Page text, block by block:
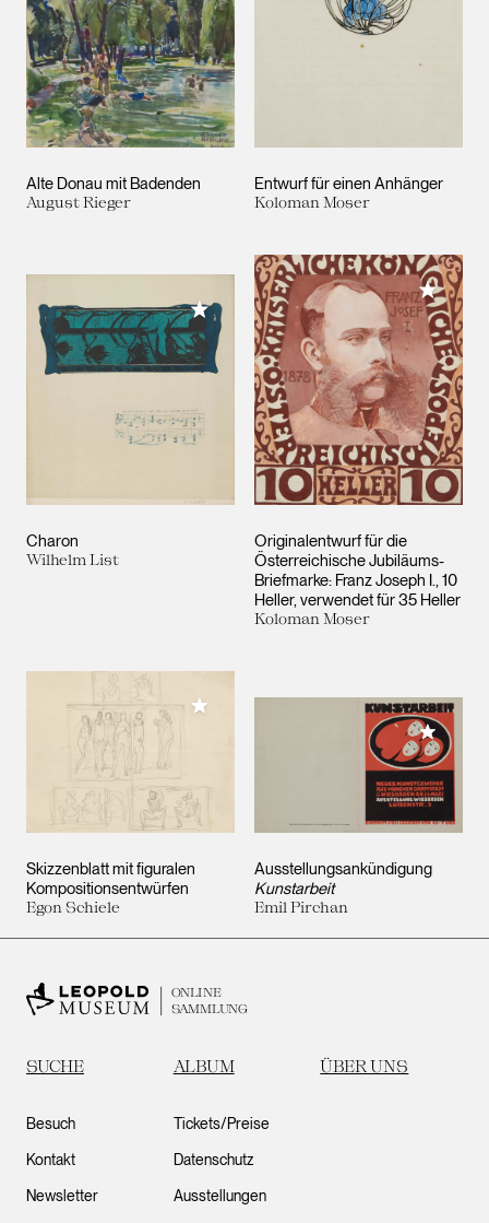
Alte Donau mit Badenden
August Rieger
Entwurf für einen Anhänger
Koloman Moser
Charon
Wilhelm List
Meiner Sammlung hinzufügen
Originalentwurf für die
Österreichische Jubiläums-
Briefmarke: Franz Joseph I., 10
Heller, verwendet für 35 Heller
Koloman Moser
Meiner
Skizzenblatt mit figuralen
Kompositionsentwürfen
Egon Schiele
Meiner Sammlung hinzufügen
Ausstellungsankündigung
Kunstarbeit
Emil Pirchan
Meiner
ONLINE
SAMMLUNG
SUCHE ALBUM ÜBER UNS
Besuch
Kontakt
Newsletter
Tickets/Preise
Datenschutz
Ausstellungen